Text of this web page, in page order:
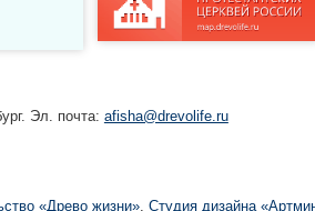
Эл. почта: afisha@drevolife.ru
«Древо жизни», Студия дизайна